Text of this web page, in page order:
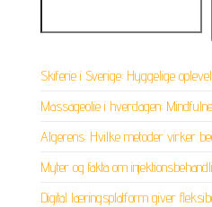
Skiferie i Sverige: Hyggelige
Massageolie i hverdagen:
Algerens: Hvilke metoder virker
Myter og fakta om
Digital læringsplatform giver